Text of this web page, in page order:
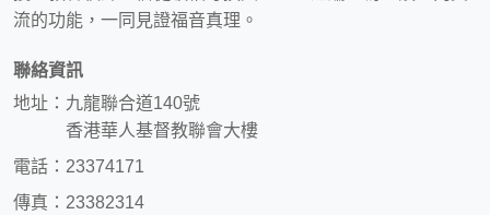
流的功能，一同見證福音真理。
聯絡資訊
地址：九龍聯合道140號
香港華人基督教聯會大樓
電話：23374171
傳真：23382314